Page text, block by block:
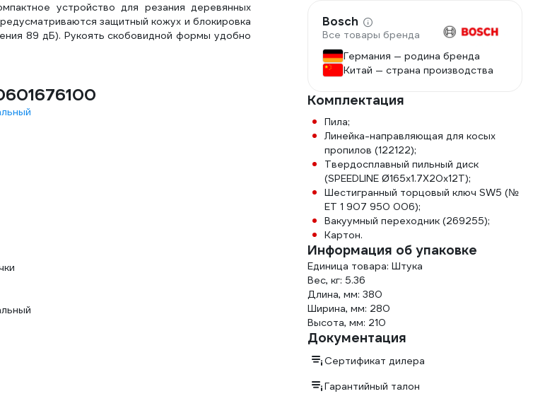
устройство для резания деревянных
защитный кожух и блокировка
89 дБ). Рукоять скобовидной формы удобно
Bosch
Все товары бренда
Германия — родина бренда
Китай — страна производства
Комплектация
Пила;
Линейка-направляющая для косых
пропилов (122122);
Твердосплавный пильный диск
(SPEEDLINE Ø165х1.7X20х12Т);
Шестигранный торцовый ключ SW5 (№
ET 1 907 950 006);
Вакуумный переходник (269255);
Картон.
Информация об упаковке
Единица товара: Штука
Вес, кг: 5.36
Длина, мм: 380
Ширина, мм: 280
Высота, мм: 210
Документация
Сертификат дилера
Гарантийный талон